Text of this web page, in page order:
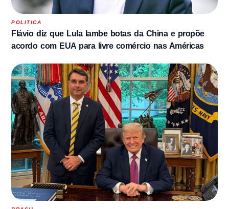
POLITICA
Flávio diz que Lula lambe botas da China e propõe
acordo com EUA para livre comércio nas Américas